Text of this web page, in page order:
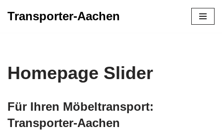
Transporter-Aachen
Homepage Slider
Für Ihren Möbeltransport:
Transporter-Aachen